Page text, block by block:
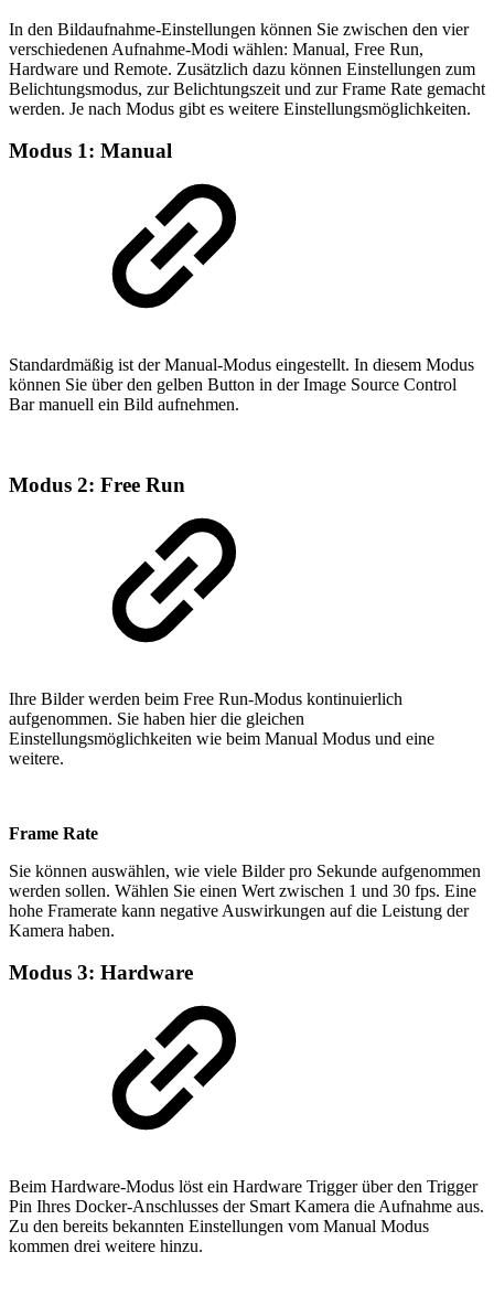
In den Bildaufnahme-Einstellungen können Sie zwischen den vier
verschiedenen Aufnahme-Modi wählen: Manual, Free Run,
Hardware und Remote. Zusätzlich dazu können Einstellungen zum
Belichtungsmodus, zur Belichtungszeit und zur Frame Rate gemacht
werden. Je nach Modus gibt es weitere Einstellungsmöglichkeiten.
Modus 1: Manual
Standardmäßig ist der Manual-Modus eingestellt. In diesem Modus
können Sie über den gelben Button in der Image Source Control
Bar manuell ein Bild aufnehmen.
Modus 2: Free Run
Ihre Bilder werden beim Free Run-Modus kontinuierlich
aufgenommen. Sie haben hier die gleichen
Einstellungsmöglichkeiten wie beim Manual Modus und eine
weitere.
Frame Rate
Sie können auswählen, wie viele Bilder pro Sekunde aufgenommen
werden sollen. Wählen Sie einen Wert zwischen 1 und 30 fps. Eine
hohe Framerate kann negative Auswirkungen auf die Leistung der
Kamera haben.
Modus 3: Hardware
Beim Hardware-Modus löst ein Hardware Trigger über den Trigger
Pin Ihres Docker-Anschlusses der Smart Kamera die Aufnahme aus.
Zu den bereits bekannten Einstellungen vom Manual Modus
kommen drei weitere hinzu.